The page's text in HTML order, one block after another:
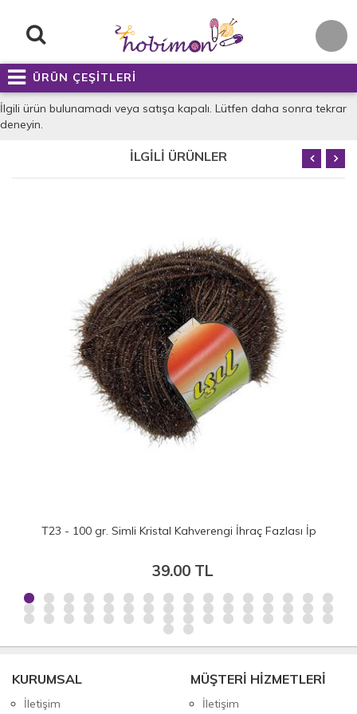
ÜRÜN ÇEŞİTLERİ
İlgili ürün bulunamadı veya satışa kapalı. Lütfen daha sonra tekrar
deneyin.
İLGİLİ ÜRÜNLER
T23 - 100 gr. Simli Kristal Kahverengi İhraç Fazlası İp
39.00 TL
KURUMSAL
İletişim
MÜŞTERİ HİZMETLERİ
İletişim